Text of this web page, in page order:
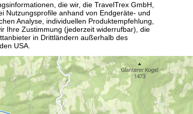
die wir, die TravelTrex GmbH,
Nutzungsprofile anhand von Endgeräte- und
Analyse, individuellen Produktempfehlung,
Ihre Zustimmung (jederzeit widerrufbar), die
in Drittländern außerhalb des
USA.
Cookies und ähnlichen
zur Vertragserfüllung notwendige Dienste.
Ihrer Einstellungen finden Sie in unserer
zu den Verarbeitungszwecken und